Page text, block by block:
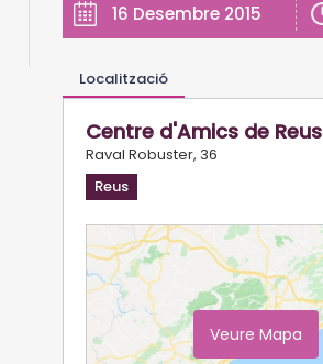
16 Desembre 2015
Localització
Centre d'Amics de Reus
Raval Robuster, 36
Reus
Veure Mapa